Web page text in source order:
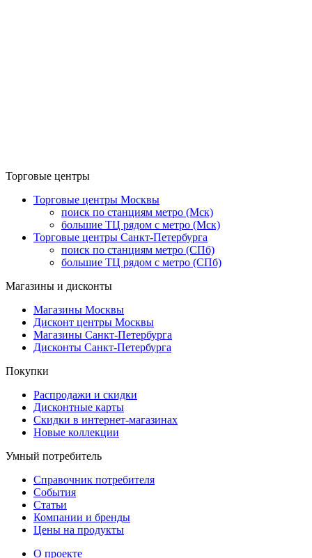
Торговые центры
Торговые центры Москвы
поиск по станциям метро (Мск)
большие ТЦ рядом с метро (Мск)
Торговые центры Санкт-Петербурга
поиск по станциям метро (СПб)
большие ТЦ рядом с метро (СПб)
Магазины и дисконты
Магазины Москвы
Дисконт центры Москвы
Магазины Санкт-Петербурга
Дисконты Санкт-Петербурга
Покупки
Распродажи и скидки
Дисконтные карты
Скидки в интернет-магазинах
Новые коллекции
Умный потребитель
Справочник потребителя
События
Статьи
Компании и бренды
Цены на продукты
О проекте